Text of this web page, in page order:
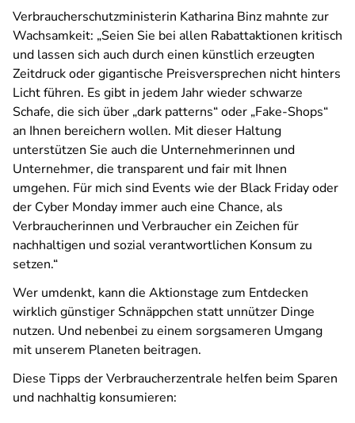
Verbraucherschutzministerin Katharina Binz mahnte zur
Wachsamkeit: „Seien Sie bei allen Rabattaktionen kritisch
und lassen sich auch durch einen künstlich erzeugten
Zeitdruck oder gigantische Preisversprechen nicht hinters
Licht führen. Es gibt in jedem Jahr wieder schwarze
Schafe, die sich über „dark patterns“ oder „Fake-Shops“
an Ihnen bereichern wollen. Mit dieser Haltung
unterstützen Sie auch die Unternehmerinnen und
Unternehmer, die transparent und fair mit Ihnen
umgehen. Für mich sind Events wie der Black Friday oder
der Cyber Monday immer auch eine Chance, als
Verbraucherinnen und Verbraucher ein Zeichen für
nachhaltigen und sozial verantwortlichen Konsum zu
setzen.“
Wer umdenkt, kann die Aktionstage zum Entdecken
wirklich günstiger Schnäppchen statt unnützer Dinge
nutzen. Und nebenbei zu einem sorgsameren Umgang
mit unserem Planeten beitragen.
Diese Tipps der Verbraucherzentrale helfen beim Sparen
und nachhaltig konsumieren: